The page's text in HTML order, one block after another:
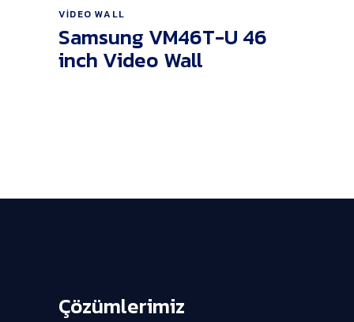
VIDEO WALL
Samsung VM46T-U 46
inch Video Wall
Çözümlerimiz